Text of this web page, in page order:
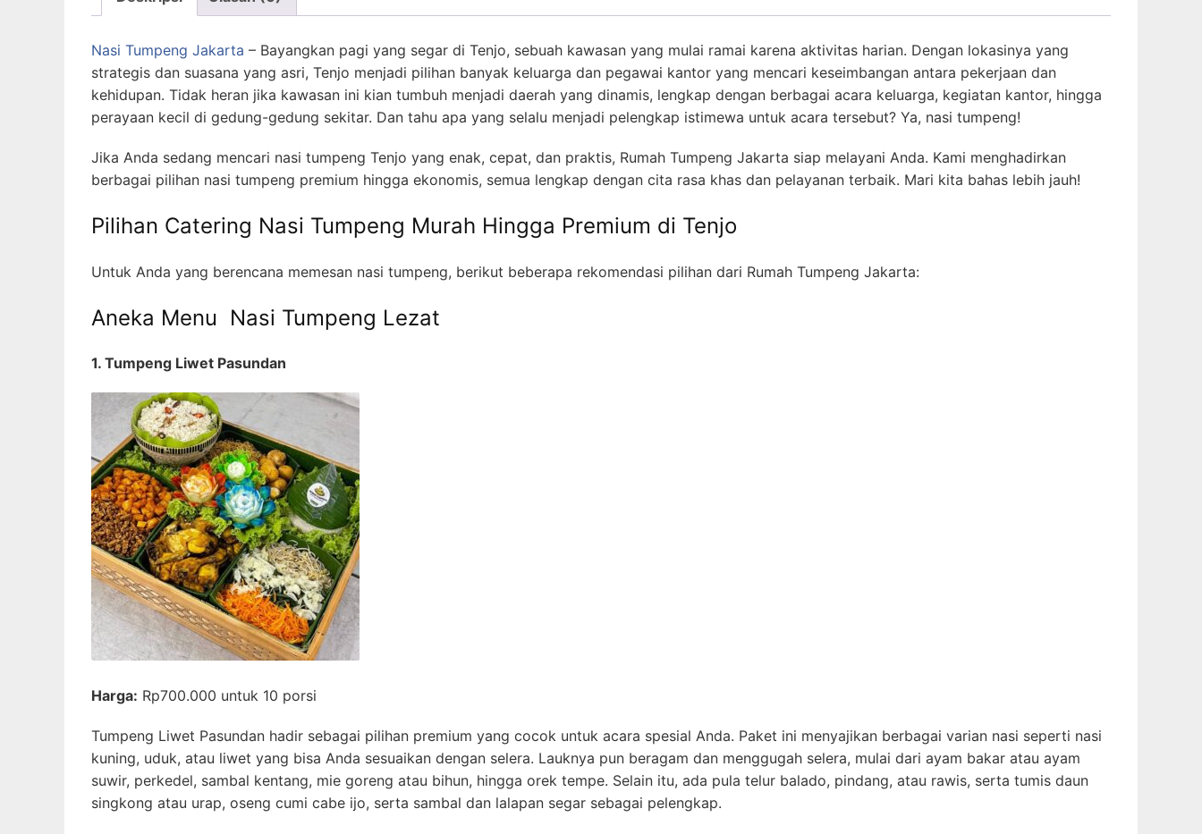
Nasi Tumpeng Jakarta – Bayangkan pagi yang segar di Tenjo, sebuah kawasan yang mulai ramai karena aktivitas harian. Dengan lokasinya yang
strategis dan suasana yang asri, Tenjo menjadi pilihan banyak keluarga dan pegawai kantor yang mencari keseimbangan antara pekerjaan dan
kehidupan. Tidak heran jika kawasan ini kian tumbuh menjadi daerah yang dinamis, lengkap dengan berbagai acara keluarga, kegiatan kantor, hingga
perayaan kecil di gedung-gedung sekitar. Dan tahu apa yang selalu menjadi pelengkap istimewa untuk acara tersebut? Ya, nasi tumpeng!
Jika Anda sedang mencari nasi tumpeng Tenjo yang enak, cepat, dan praktis, Rumah Tumpeng Jakarta siap melayani Anda. Kami menghadirkan
berbagai pilihan nasi tumpeng premium hingga ekonomis, semua lengkap dengan cita rasa khas dan pelayanan terbaik. Mari kita bahas lebih jauh!
Pilihan Catering Nasi Tumpeng Murah Hingga Premium di Tenjo
Untuk Anda yang berencana memesan nasi tumpeng, berikut beberapa rekomendasi pilihan dari Rumah Tumpeng Jakarta:
Aneka Menu Nasi Tumpeng Lezat
1. Tumpeng Liwet Pasundan
Harga: Rp700.000 untuk 10 porsi
Tumpeng Liwet Pasundan hadir sebagai pilihan premium yang cocok untuk acara spesial Anda. Paket ini menyajikan berbagai varian nasi seperti nasi
kuning, uduk, atau liwet yang bisa Anda sesuaikan dengan selera. Lauknya pun beragam dan menggugah selera, mulai dari ayam bakar atau ayam
suwir, perkedel, sambal kentang, mie goreng atau bihun, hingga orek tempe. Selain itu, ada pula telur balado, pindang, atau rawis, serta tumis daun
singkong atau urap, oseng cumi cabe ijo, serta sambal dan lalapan segar sebagai pelengkap.